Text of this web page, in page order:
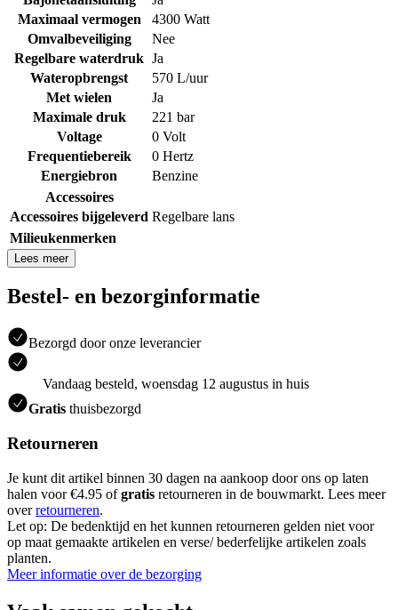
Maximaal vermogen
4300 Watt
Omvalbeveiliging
Nee
Regelbare waterdruk Ja
Wateropbrengst
570 L/uur
Met wielen
Ja
Maximale druk
221 bar
Voltage
0 Volt
Frequentiebereik
0 Hertz
Energiebron
Benzine
Accessoires
Accessoires bijgeleverd Regelbare lans
Milieukenmerken
Lees meer
Bestel- en bezorginformatie
Bezorgd door onze leverancier
Vandaag besteld, woensdag 12 augustus in huis
Gratis thuisbezorgd
Retourneren
Je kunt dit artikel binnen 30 dagen na aankoop door ons op laten
halen voor €4.95 ofgratis retourneren in de bouwmarkt. Lees meer
overretourneren.
Let op: De bedenktijd en het kunnen retourneren gelden niet voor
op maat gemaakte artikelen en verse/ bederfelijke artikelen zoals
planten.
Meer informatie over de bezorging